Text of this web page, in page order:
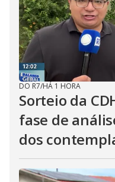
DO R7/HÁ 1 HORA
Sorteio da
fase de
dos